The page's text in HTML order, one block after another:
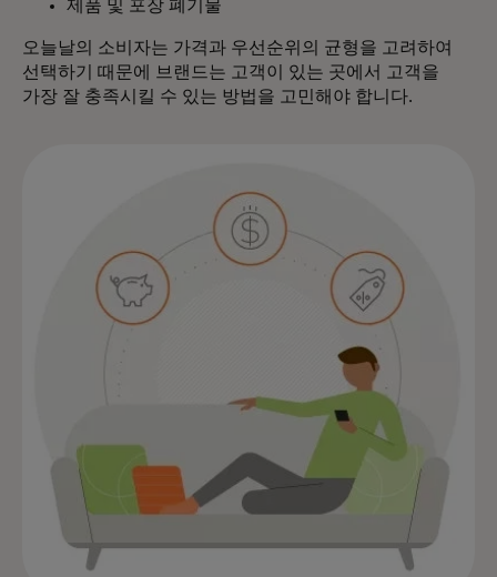
제품 및 포장 폐기물
오늘날의 소비자는 가격과 우선순위의 균형을 고려하여
선택하기 때문에 브랜드는 고객이 있는 곳에서 고객을
가장 잘 충족시킬 수 있는 방법을 고민해야 합니다.